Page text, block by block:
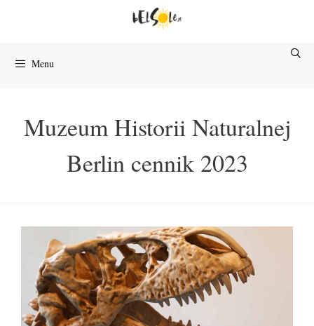
Menu
Muzeum Historii Naturalnej
Berlin cennik 2023